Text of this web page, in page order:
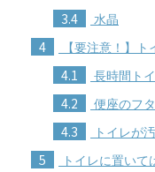
3.4 水晶
4 【要注意！】
4.1 長時間ト
4.2 便座のフ
4.3 トイレが
5
トイレに置い